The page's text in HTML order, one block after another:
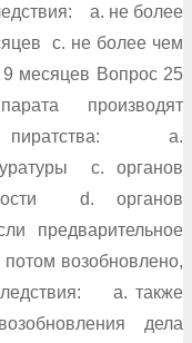
a. не более
c. не более чем
месяцев Вопрос 25
производят
пиратства: a.
c. органов
d. органов
предварительное
возобновлено,
следствия: a. также
дела